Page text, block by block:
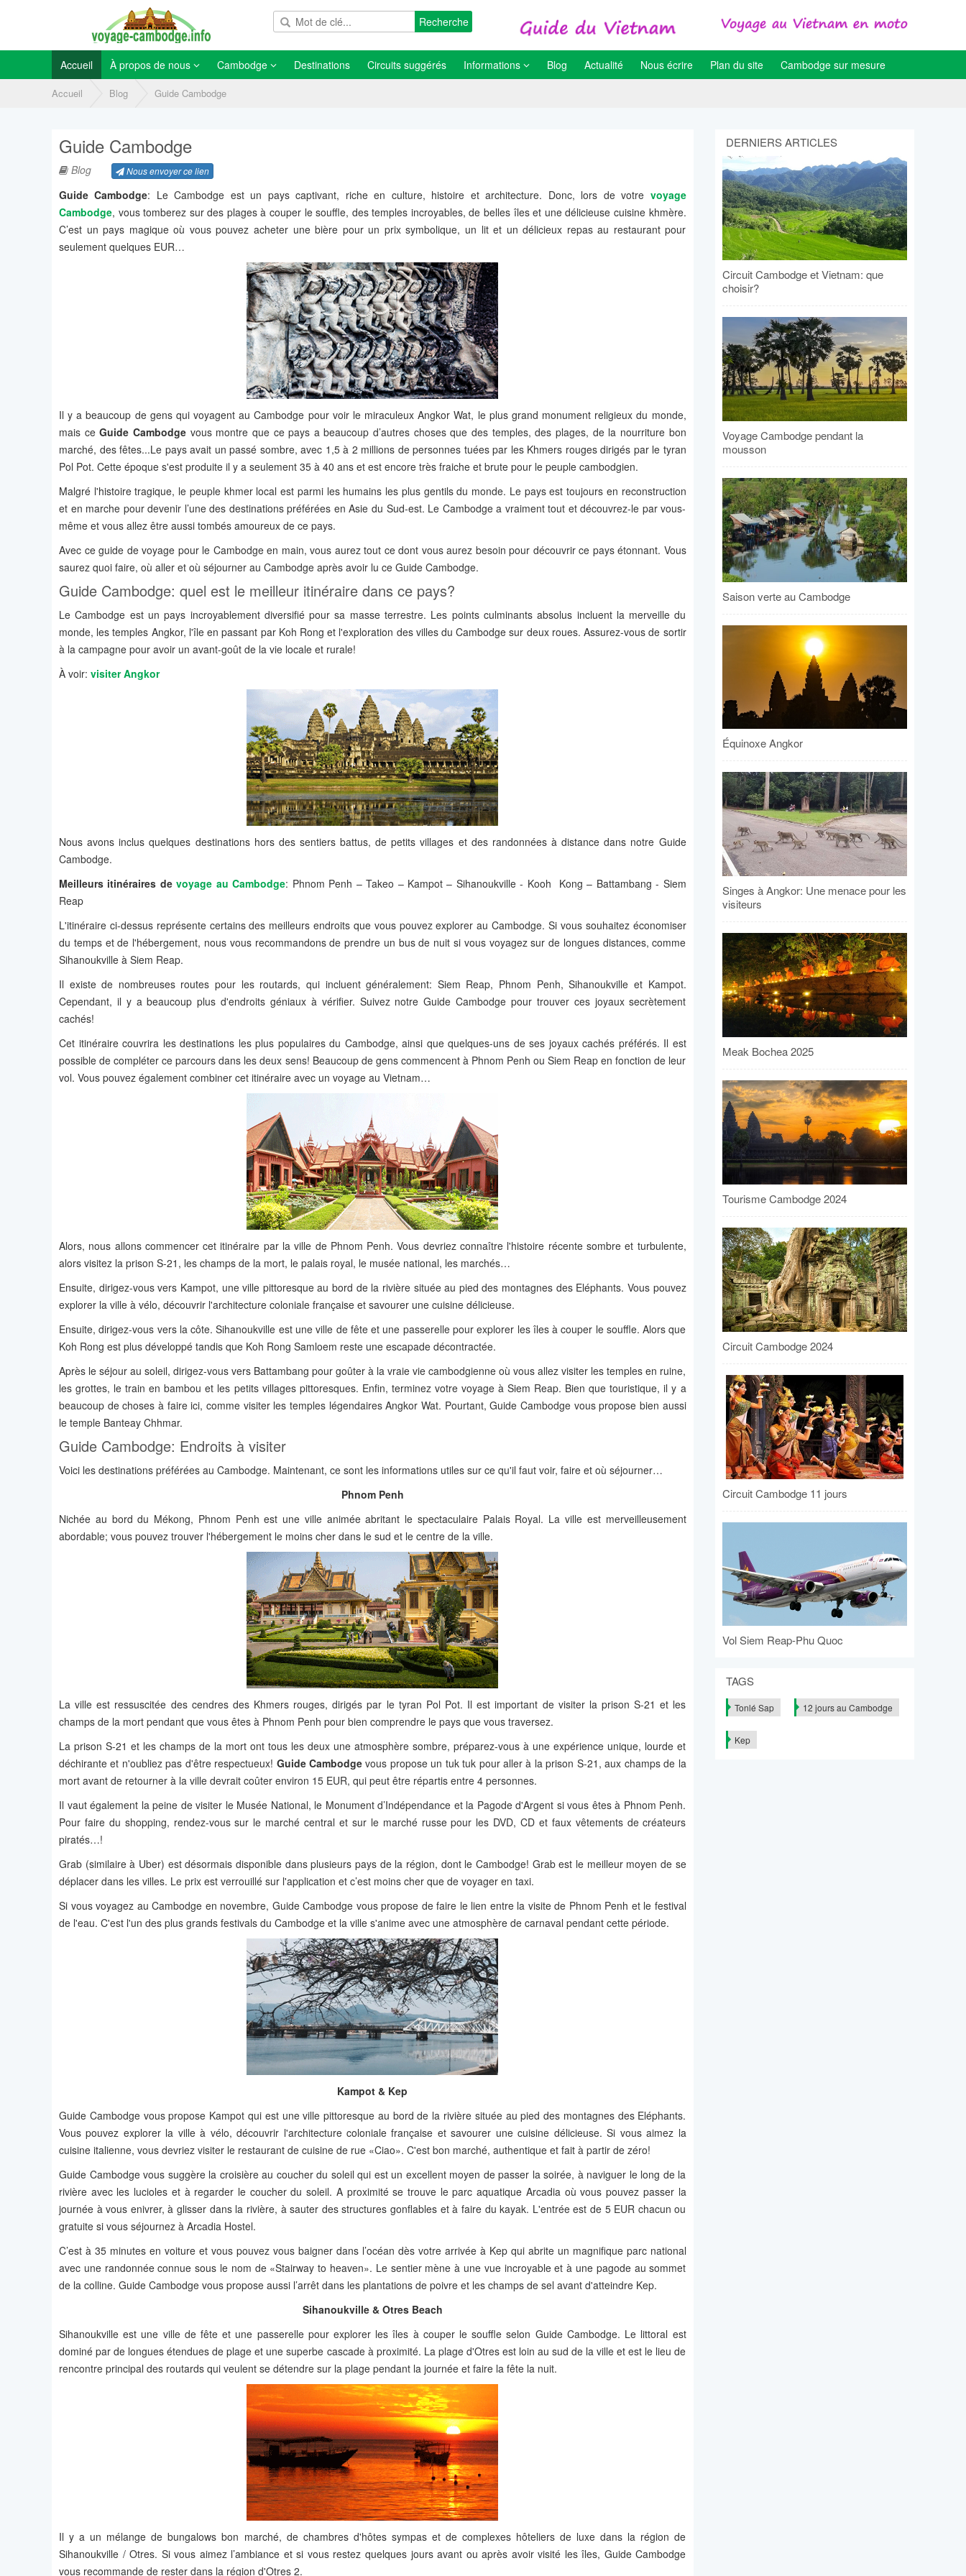
Recherche
Accueil À propos de nous Cambodge Destinations Circuits suggérés Informations Blog Actualité Nous écrire Plan du site Cambodge sur mesure
Accueil Blog Guide Cambodge
Guide Cambodge
Blog Nous envoyer ce lien
Guide Cambodge: Le Cambodge est un pays captivant, riche en culture, histoire et architecture. Donc, lors de votre voyage
Cambodge, vous tomberez sur des plages à couper le souffle, des temples incroyables, de belles îles et une délicieuse cuisine khmère.
C’est un pays magique où vous pouvez acheter une bière pour un prix symbolique, un lit et un délicieux repas au restaurant pour
seulement quelques EUR…
Il y a beaucoup de gens qui voyagent au Cambodge pour voir le miraculeux Angkor Wat, le plus grand monument religieux du monde,
mais ceGuide Cambodgevous montre que ce pays a beaucoup d’autres choses que des temples, des plages, de la nourriture bon
marché, des fêtes...Le pays avait un passé sombre, avec 1,5 à 2 millions de personnes tuées par les Khmers rouges dirigés par le tyran
Pol Pot. Cette époque s'est produite il y a seulement 35 à 40 ans et est encore très fraiche et brute pour le peuple cambodgien.
Malgré l'histoire tragique, le peuple khmer local est parmi les humains les plus gentils du monde. Le pays est toujours en reconstruction
et en marche pour devenir l’une des destinations préférées en Asie du Sud-est. Le Cambodge a vraiment tout et découvrez-le par vous-
même et vous allez être aussi tombés amoureux de ce pays.
Avec ce guide de voyage pour le Cambodge en main, vous aurez tout ce dont vous aurez besoin pour découvrir ce pays étonnant. Vous
saurez quoi faire, où aller et où séjourner au Cambodge après avoir lu ce Guide Cambodge.
Guide Cambodge: quel est le meilleur itinéraire dans ce pays?
Le Cambodge est un pays incroyablement diversifié pour sa masse terrestre. Les points culminants absolus incluent la merveille du
monde, les temples Angkor, l'île en passant par Koh Rong et l'exploration des villes du Cambodge sur deux roues. Assurez-vous de sortir
à la campagne pour avoir un avant-goût de la vie locale et rurale!
À voir: visiter Angkor
Nous avons inclus quelques destinations hors des sentiers battus, de petits villages et des randonnées à distance dans notre Guide
Cambodge.
Meilleurs itinéraires devoyage au Cambodge: Phnom Penh – Takeo – Kampot – Sihanoukville - Kooh Kong – Battambang - Siem
Reap
L'itinéraire ci-dessus représente certains des meilleurs endroits que vous pouvez explorer au Cambodge. Si vous souhaitez économiser
du temps et de l'hébergement, nous vous recommandons de prendre un bus de nuit si vous voyagez sur de longues distances, comme
Sihanoukville à Siem Reap.
Il existe de nombreuses routes pour les routards, qui incluent généralement: Siem Reap, Phnom Penh, Sihanoukville et Kampot.
Cependant, il y a beaucoup plus d'endroits géniaux à vérifier. Suivez notre Guide Cambodge pour trouver ces joyaux secrètement
cachés!
Cet itinéraire couvrira les destinations les plus populaires du Cambodge, ainsi que quelques-uns de ses joyaux cachés préférés. Il est
possible de compléter ce parcours dans les deux sens! Beaucoup de gens commencent à Phnom Penh ou Siem Reap en fonction de leur
vol. Vous pouvez également combiner cet itinéraire avec un voyage au Vietnam…
Alors, nous allons commencer cet itinéraire par la ville de Phnom Penh. Vous devriez connaître l'histoire récente sombre et turbulente,
alors visitez la prison S-21, les champs de la mort, le palais royal, le musée national, les marchés…
Ensuite, dirigez-vous vers Kampot, une ville pittoresque au bord de la rivière située au pied des montagnes des Eléphants. Vous pouvez
explorer la ville à vélo, découvrir l'architecture coloniale française et savourer une cuisine délicieuse.
Ensuite, dirigez-vous vers la côte. Sihanoukville est une ville de fête et une passerelle pour explorer les îles à couper le souffle. Alors que
Koh Rong est plus développé tandis que Koh Rong Samloem reste une escapade décontractée.
Après le séjour au soleil, dirigez-vous vers Battambang pour goûter à la vraie vie cambodgienne où vous allez visiter les temples en ruine,
les grottes, le train en bambou et les petits villages pittoresques. Enfin, terminez votre voyage à Siem Reap. Bien que touristique, il y a
beaucoup de choses à faire ici, comme visiter les temples légendaires Angkor Wat. Pourtant, Guide Cambodge vous propose bien aussi
le temple Banteay Chhmar.
Guide Cambodge: Endroits à visiter
Voici les destinations préférées au Cambodge. Maintenant, ce sont les informations utiles sur ce qu'il faut voir, faire et où séjourner…
Phnom Penh
Nichée au bord du Mékong, Phnom Penh est une ville animée abritant le spectaculaire Palais Royal. La ville est merveilleusement
abordable; vous pouvez trouver l'hébergement le moins cher dans le sud et le centre de la ville.
La ville est ressuscitée des cendres des Khmers rouges, dirigés par le tyran Pol Pot. Il est important de visiter la prison S-21 et les
champs de la mort pendant que vous êtes à Phnom Penh pour bien comprendre le pays que vous traversez.
La prison S-21 et les champs de la mort ont tous les deux une atmosphère sombre, préparez-vous à une expérience unique, lourde et
déchirante et n'oubliez pas d'être respectueux! Guide Cambodge vous propose un tuk tuk pour aller à la prison S-21, aux champs de la
mort avant de retourner à la ville devrait coûter environ 15 EUR, qui peut être répartis entre 4 personnes.
Il vaut également la peine de visiter le Musée National, le Monument d’Indépendance et la Pagode d'Argent si vous êtes à Phnom Penh.
Pour faire du shopping, rendez-vous sur le marché central et sur le marché russe pour les DVD, CD et faux vêtements de créateurs
piratés…!
Grab (similaire à Uber) est désormais disponible dans plusieurs pays de la région, dont le Cambodge! Grab est le meilleur moyen de se
déplacer dans les villes. Le prix est verrouillé sur l'application et c’est moins cher que de voyager en taxi.
Si vous voyagez au Cambodge en novembre, Guide Cambodge vous propose de faire le lien entre la visite de Phnom Penh et le festival
de l'eau. C'est l'un des plus grands festivals du Cambodge et la ville s'anime avec une atmosphère de carnaval pendant cette période.
Kampot & Kep
Guide Cambodge vous propose Kampot qui est une ville pittoresque au bord de la rivière située au pied des montagnes des Eléphants.
Vous pouvez explorer la ville à vélo, découvrir l'architecture coloniale française et savourer une cuisine délicieuse. Si vous aimez la
cuisine italienne, vous devriez visiter le restaurant de cuisine de rue «Ciao». C'est bon marché, authentique et fait à partir de zéro!
Guide Cambodge vous suggère la croisière au coucher du soleil qui est un excellent moyen de passer la soirée, à naviguer le long de la
rivière avec les lucioles et à regarder le coucher du soleil. A proximité se trouve le parc aquatique Arcadia où vous pouvez passer la
journée à vous enivrer, à glisser dans la rivière, à sauter des structures gonflables et à faire du kayak. L'entrée est de 5 EUR chacun ou
gratuite si vous séjournez à Arcadia Hostel.
C’est à 35 minutes en voiture et vous pouvez vous baigner dans l’océan dès votre arrivée à Kep qui abrite un magnifique parc national
avec une randonnée connue sous le nom de «Stairway to heaven». Le sentier mène à une vue incroyable et à une pagode au sommet
de la colline. Guide Cambodge vous propose aussi l’arrêt dans les plantations de poivre et les champs de sel avant d'atteindre Kep.
Sihanoukville & Otres Beach
Sihanoukville est une ville de fête et une passerelle pour explorer les îles à couper le souffle selon Guide Cambodge. Le littoral est
dominé par de longues étendues de plage et une superbe cascade à proximité. La plage d'Otres est loin au sud de la ville et est le lieu de
rencontre principal des routards qui veulent se détendre sur la plage pendant la journée et faire la fête la nuit.
Il y a un mélange de bungalows bon marché, de chambres d'hôtes sympas et de complexes hôteliers de luxe dans la région de
Sihanoukville / Otres. Si vous aimez l’ambiance et si vous restez quelques jours avant ou après avoir visité les îles, Guide Cambodge
vous recommande de rester dans la région d'Otres 2.
DERNIERS ARTICLES
Circuit Cambodge et Vietnam: que
choisir?
Voyage Cambodge pendant la
mousson
Saison verte au Cambodge
Équinoxe Angkor
Singes à Angkor: Une menace pour les
visiteurs
Meak Bochea 2025
Tourisme Cambodge 2024
Circuit Cambodge 2024
Circuit Cambodge 11 jours
Vol Siem Reap-Phu Quoc
TAGS
Tonlé Sap 12 jours au Cambodge
Kep